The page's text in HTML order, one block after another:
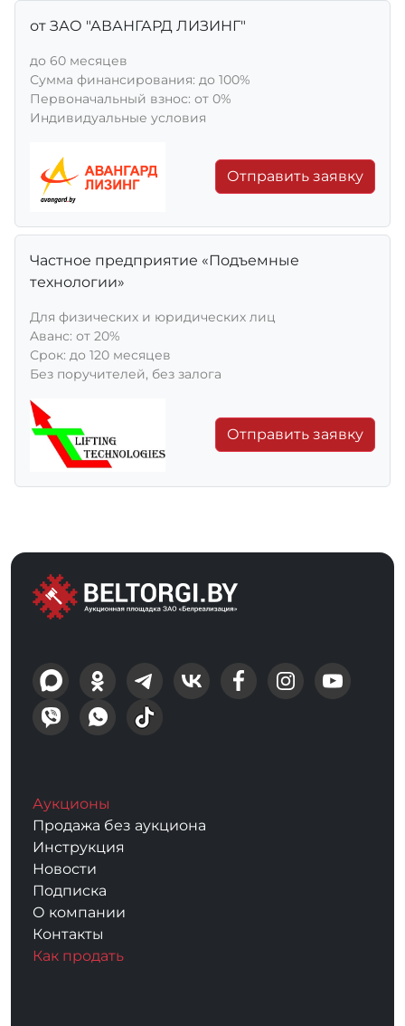
от ЗАО "АВАНГАРД ЛИЗИНГ"
до 60 месяцев
Сумма финансирования: до 100%
Первоначальный взнос: от 0%
Индивидуальные условия
Отправить заявку
Частное предприятие «Подъемные
технологии»
Для физических и юридических лиц
Aванс: от 20%
Срок: до 120 месяцев
Без поручителей, без залога
Отправить заявку
Аукционы
Продажа без аукциона
Инструкция
Новости
Подписка
О компании
Контакты
Как продать